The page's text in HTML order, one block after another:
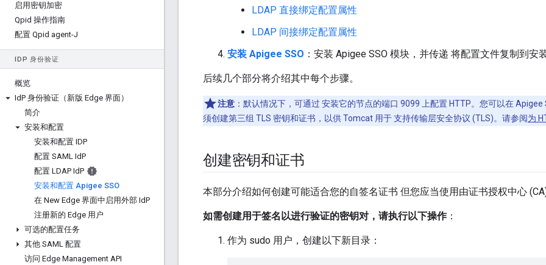
启用密钥加密
Qpid 操作指南
配置 Qpid agent-J
IDP 身份验证
概览
IdP 身份验证（新版 Edge 界面）
简介
安装和配置
安装和配置 IDP
配置 SAML IdP
配置 LDAP IdP
安装和配置 Apigee SSO
在 New Edge 界面中启用外部 IdP
注册新的 Edge 用户
可选的配置任务
其他 SAML 配置
访问 Edge Management API
LDAP 直接绑定配置属性
LDAP 间接绑定配置属性
安装 Apigee SSO ：安装 Apigee SSO 模块，并传递 将配置文件复制到安
后续几个部分将介绍其中每个步骤。
注意 ：默认情况下，可通过 安装它的节点的端口 9099 上配置 HTTP。您可以在
须创建第三组 TLS 密钥和证书，以供 Tomcat 用于 支持传输层安全协议 (TLS)。请参阅为
创建密钥和证书
本部分介绍如何创建可能适合您的自签名证书 但您应当使用由证书授权中心
如需创建用于签名以进行验证的密钥对，请执行以下操作：
作为 sudo 用户，创建以下新目录：